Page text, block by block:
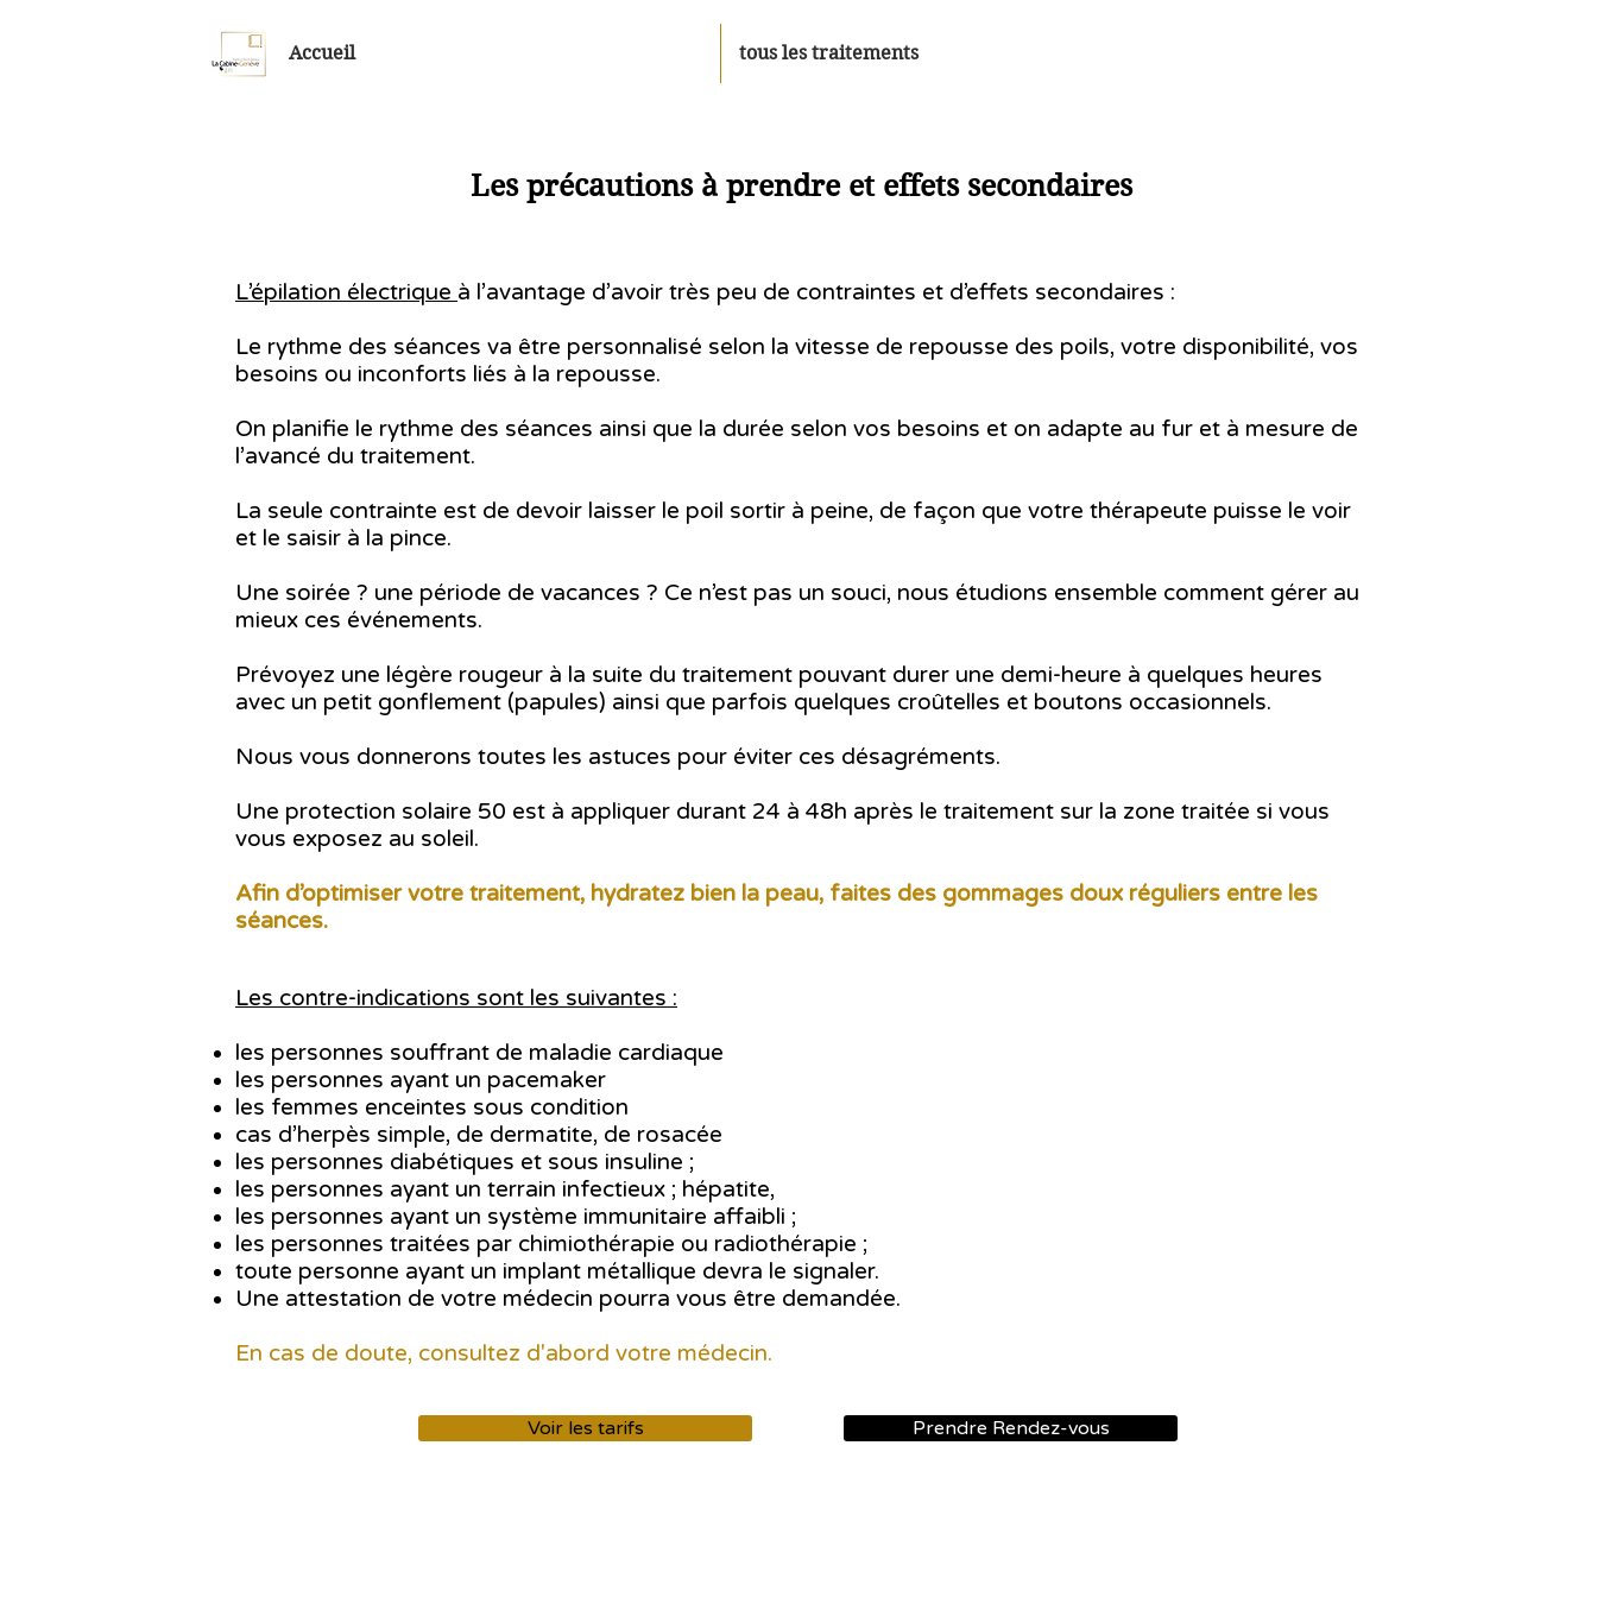
Accueil tous les traitements
Les précautions à prendre et effets secondaires
L’épilation électrique à l’avantage d’avoir très peu de contraintes et d’effets secondaires :
Le rythme des séances va être personnalisé selon la vitesse de repousse des poils, votre disponibilité, vos
besoins ou inconforts liés à la repousse.
On planifie le rythme des séances ainsi que la durée selon vos besoins et on adapte au fur et à mesure de
l’avancé du traitement.
La seule contrainte est de devoir laisser le poil sortir à peine, de façon que votre thérapeute puisse le voir
et le saisir à la pince.
Une soirée ? une période de vacances ? Ce n’est pas un souci, nous étudions ensemble comment gérer au
mieux ces événements.
Prévoyez une légère rougeur à la suite du traitement pouvant durer une demi-heure à quelques heures
avec un petit gonflement (papules) ainsi que parfois quelques croûtelles et boutons occasionnels.
Nous vous donnerons toutes les astuces pour éviter ces désagréments.
Une protection solaire 50 est à appliquer durant 24 à 48h après le traitement sur la zone traitée si vous
vous exposez au soleil.
Afin d’optimiser votre traitement, hydratez bien la peau, faites des gommages doux réguliers entre les
séances.
Les contre-indications sont les suivantes :
les personnes souffrant de maladie cardiaque
les personnes ayant un pacemaker
les femmes enceintes sous condition
cas d’herpès simple, de dermatite, de rosacée
les personnes diabétiques et sous insuline ;
les personnes ayant un terrain infectieux ; hépatite,
les personnes ayant un système immunitaire affaibli ;
les personnes traitées par chimiothérapie ou radiothérapie ;
toute personne ayant un implant métallique devra le signaler.
Une attestation de votre médecin pourra vous être demandée.
En cas de doute, consultez d'abord votre médecin.
Voir les tarifs Prendre Rendez-vous